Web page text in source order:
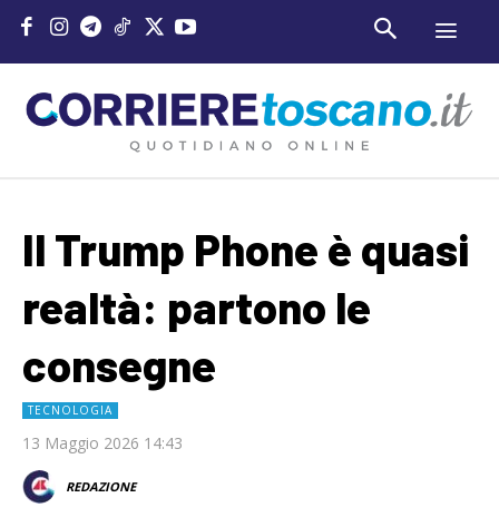
Il Trump Phone è quasi
realtà: partono le
consegne
TECNOLOGIA
13 Maggio 2026 14:43
REDAZIONE